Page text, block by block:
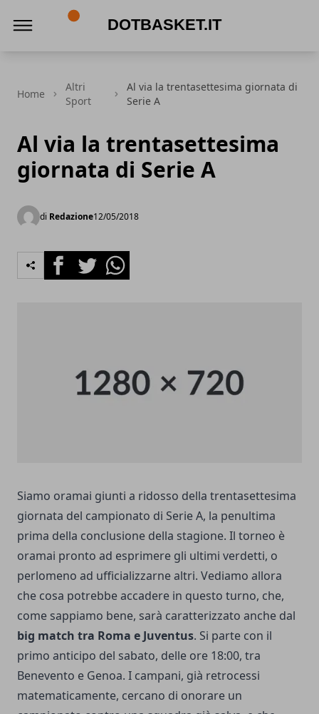
Home
Altri
Sport
Al via la trentasettesima giornata di
Serie A
Al via la trentasettesima
giornata di Serie A
di Redazione12/05/2018
FacebookTwitterWhatsapp
Siamo oramai giunti a ridosso della trentasettesima
giornata del campionato di Serie A, la penultima
prima della conclusione della stagione. Il torneo è
oramai pronto ad esprimere gli ultimi verdetti, o
perlomeno ad ufficializzarne altri. Vediamo allora
che cosa potrebbe accadere in questo turno, che,
come sappiamo bene, sarà caratterizzato anche dal
big match tra Roma e Juventus. Si parte con il
primo anticipo del sabato, delle ore 18:00, tra
Benevento e Genoa. I campani, già retrocessi
matematicamente, cercano di onorare un